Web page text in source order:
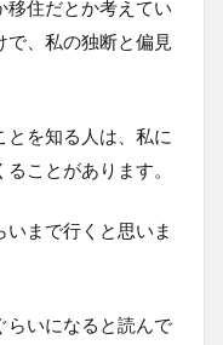
移住だとか考えてい
、私の独断と偏見
を知る人は、私に
ことがあります。
いまで行くと思いま
らいになると読んで